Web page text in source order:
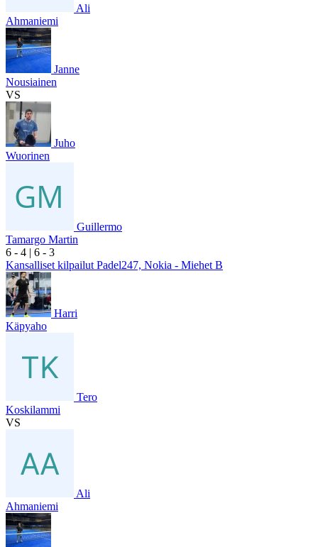
Ali
Ahmaniemi
Janne
Nousiainen
VS
Juho
Wuorinen
Guillermo
Tamargo Martin
6 - 4 | 6 - 3
Kansalliset kilpailut Padel247, Nokia - Miehet B
Harri
Käpyaho
Tero
Koskilammi
VS
Ali
Ahmaniemi